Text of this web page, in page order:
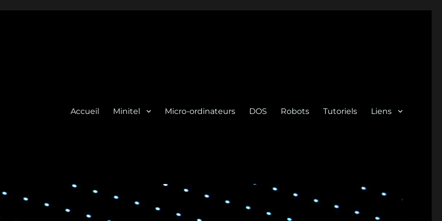
Accueil Minitel Micro-ordinateurs DOS Robots Tutoriels Liens